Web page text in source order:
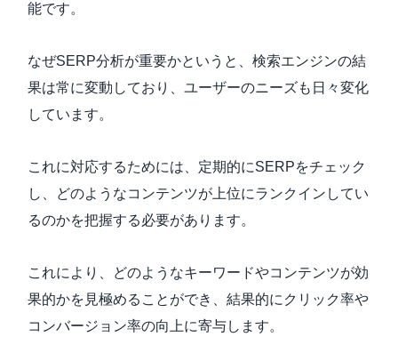
能です。
なぜSERP分析が重要かというと、検索エンジンの結
果は常に変動しており、ユーザーのニーズも日々変化
しています。
これに対応するためには、定期的にSERPをチェック
し、どのようなコンテンツが上位にランクインしてい
るのかを把握する必要があります。
これにより、どのようなキーワードやコンテンツが効
果的かを見極めることができ、結果的にクリック率や
コンバージョン率の向上に寄与します。